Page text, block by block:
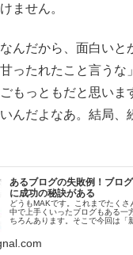
ません。
んだから、面白いと
ったれたこと言うな
もっともだと思いま
んだよなあ。結局、
あるブログの失敗例！ブロ
に成功の秘訣がある
どうもMAKです。これまでたくさ
中で上手くいったブログもある一
ちろんあります。そこで今回は「
グのデータを紹介します。